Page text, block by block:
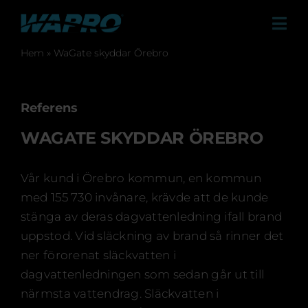
innehållet
Produkter
Om Wapro
Återförsäljare
Nyheter
Events
Hem » WaGate skyddar Örebro
Referens
WAGATE SKYDDAR ÖREBRO
Vår kund i Örebro kommun, en kommun
med 155 730 invånare, krävde att de kunde
stänga av deras dagvattenledning ifall brand
uppstod. Vid släckning av brand så rinner det
ner förorenat släckvatten i
dagvattenledningen som sedan går ut till
närmsta vattendrag. Släckvatten i